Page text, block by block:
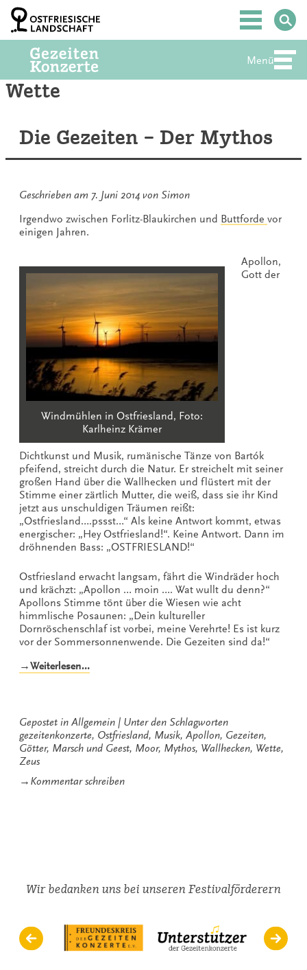
Zum
Inhalt
springen
Hauptmenü
Menü
Wette
Die Gezeiten – Der Mythos
Geschrieben am 7. Juni 2014 von Simon
Irgendwo zwischen Forlitz-Blaukirchen und Buttforde vor
einigen Jahren.
Windmühlen in Ostfriesland, Foto:
Karlheinz Krämer
Apollon,
Gott der
Dichtkunst und Musik, rumänische Tänze von Bartók
pfeifend, streicht durch die Natur. Er streichelt mit seiner
großen Hand über die Wallhecken und flüstert mit der
Stimme einer zärtlich Mutter, die weiß, dass sie ihr Kind
jetzt aus unschuldigen Träumen reißt:
„Ostfriesland….pssst…“ Als keine Antwort kommt, etwas
energischer: „Hey Ostfriesland!“. Keine Antwort. Dann im
dröhnenden Bass: „OSTFRIESLAND!“
Ostfriesland erwacht langsam, fährt die Windräder hoch
und krächzt: „Apollon … moin …. Wat wullt du denn?“
Apollons Stimme tönt über die Wiesen wie acht
himmlische Posaunen: „Dein kultureller
Dornröschenschlaf ist vorbei, meine Verehrte! Es ist kurz
vor der Sommersonnenwende. Die Gezeiten sind da!“
→Weiterlesen…„Die
Mythos“
Gepostet in Allgemein
Unter den Schlagworten
gezeitenkonzerte, Ostfriesland, Musik, Apollon, Gezeiten,
Götter, Marsch und Geest, Moor, Mythos, Wallhecken, Wette,
Zeus
→ Kommentar schreibenzu
Wir bedanken uns bei unseren Festivalförderern